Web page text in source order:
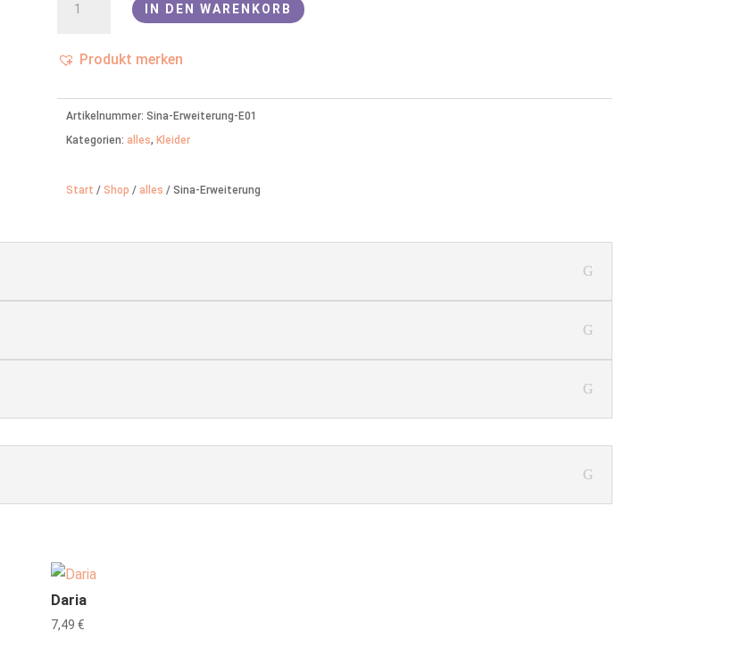
Erweiterung
IN DEN WARENKORB
Produkt merken
Artikelnummer:Sina-Erweiterung-E01
Kategorien:alles,Kleider
Start /Shop /alles / Sina-Erweiterung
Daria
7,49 €